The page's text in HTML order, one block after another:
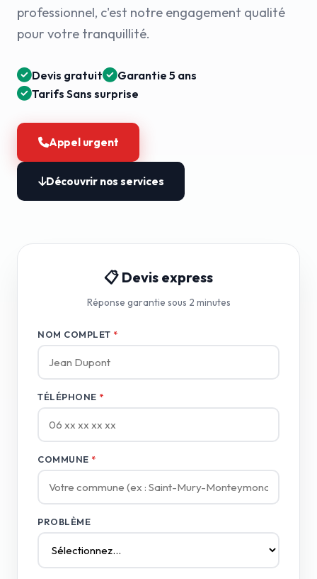
professionnel, c'est notre engagement qualité
pour votre tranquillité.
Devis gratuit
Garantie 5 ans
Tarifs Sans surprise
Appel urgent
Découvrir nos services
📋 Devis express
Réponse garantie sous 2 minutes
NOM COMPLET *
TÉLÉPHONE *
COMMUNE *
PROBLÈME